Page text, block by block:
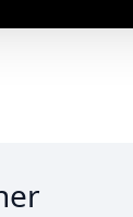
bakdämpare